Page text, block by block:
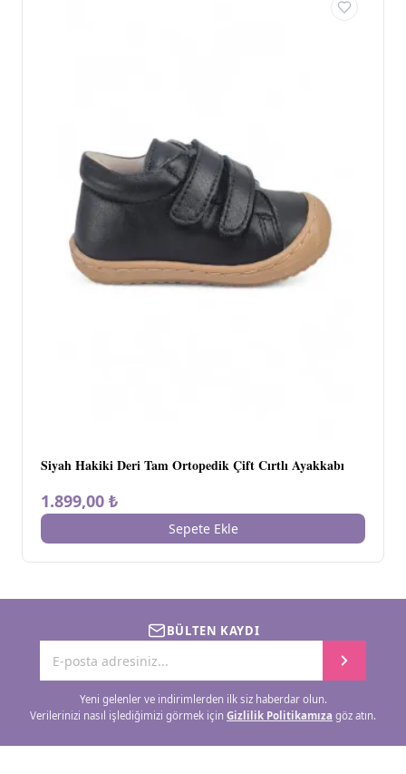
Siyah Hakiki Deri Tam Ortopedik Çift Cırtlı Ayakkabı
1.899,00 ₺
Sepete Ekle
BÜLTEN KAYDI
Yeni gelenler ve indirimlerden ilk siz haberdar olun.
Verilerinizi nasıl işlediğimizi görmek için Gizlilik Politikamıza göz atın.